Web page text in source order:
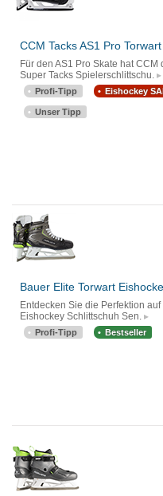
CCM Tacks AS1 Pro
Für den AS1 Pro Skate hat
Super Tacks Spielerschlittschu.
Profi-Tipp Eishockey
Unser Tipp
Bauer Elite Torwart
Entdecken Sie die Perfektion
Eishockey Schlittschuh Sen.
Profi-Tipp Bestseller